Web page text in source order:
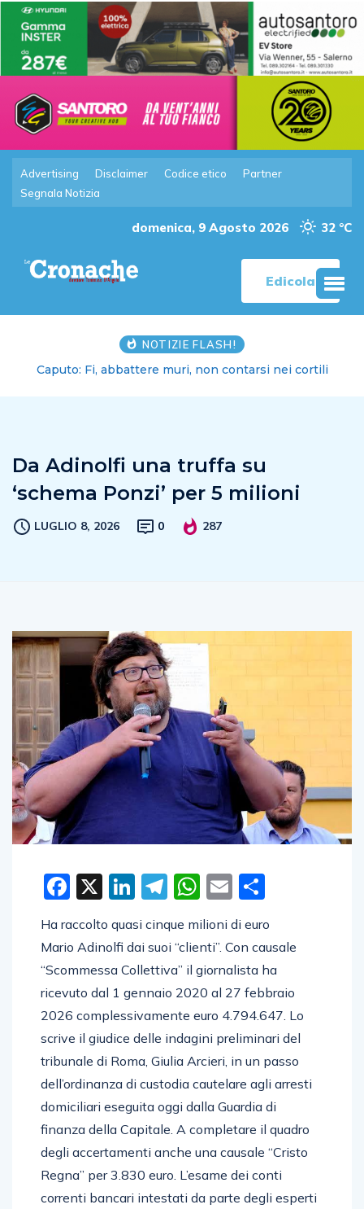
Advertising Disclaimer Codice etico
Partner
Segnala Notizia
domenica, 9 Agosto 2026 32 °C
Edicola
NOTIZIE FLASH!
Caputo: Fi, abbattere muri, non contarsi nei cortili
Da Adinolfi una truffa su
‘schema Ponzi’ per 5 milioni
LUGLIO 8, 2026 0 287
Facebook
X LinkedIn
Telegram
WhatsApp
Email
Ha raccolto quasi cinque milioni di euro
Mario Adinolfi dai suoi “clienti”. Con causale
“Scommessa Collettiva” il giornalista ha
ricevuto dal 1 gennaio 2020 al 27 febbraio
2026 complessivamente euro 4.794.647. Lo
scrive il giudice delle indagini preliminari del
tribunale di Roma, Giulia Arcieri, in un passo
dell’ordinanza di custodia cautelare agli arresti
domiciliari eseguita oggi dalla Guardia di
finanza della Capitale. A completare il quadro
degli accertamenti anche una causale “Cristo
Regna” per 3.830 euro. L’esame dei conti
correnti bancari intestati da parte degli esperti